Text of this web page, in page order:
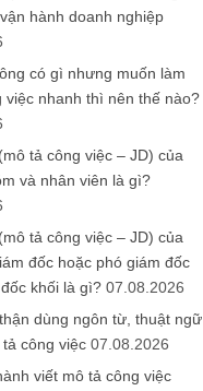
hành doanh nghiệp
có gì nhưng muốn làm
việc nhanh thì nên thế nào?
tả công việc – JD) của
và nhân viên là gì?
tả công việc – JD) của
đốc hoặc phó giám đốc
khối là gì? 07.08.2026
dùng ngôn từ, thuật ngữ
công việc 07.08.2026
viết mô tả công việc